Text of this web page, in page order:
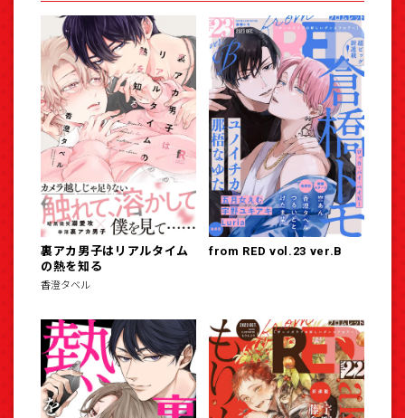
裏アカ男子はリアルタイム
の熱を知る
香澄タベル
from RED vol.23 ver.B